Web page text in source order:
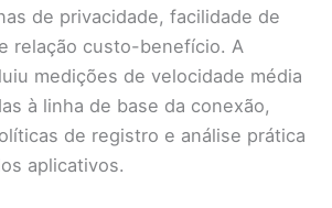
de privacidade, facilidade de
relação custo-benefício. A
medições de velocidade média
à linha de base da conexão,
de registro e análise prática
aplicativos.